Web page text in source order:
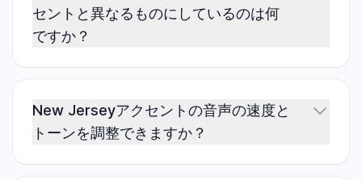
セントと異なるものにしているのは何
ですか？
New Jerseyアクセントの音声の速度と
トーンを調整できますか？